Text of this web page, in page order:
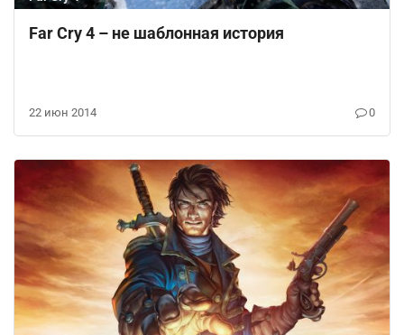
Far Cry 4 – не шаблонная история
22 июн 2014 0